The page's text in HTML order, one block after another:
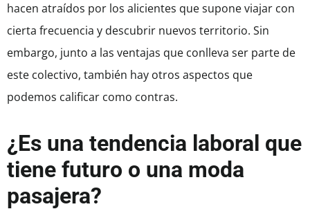
hacen atraídos por los alicientes que supone viajar con
cierta frecuencia y descubrir nuevos territorio. Sin
embargo, junto a las ventajas que conlleva ser parte de
este colectivo, también hay otros aspectos que
podemos calificar como contras.
¿Es una tendencia laboral que
tiene futuro o una moda
pasajera?